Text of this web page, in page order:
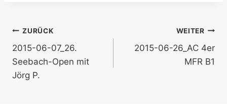
Beitragsnavigation
ZURÜCK
2015-06-07_26.
Seebach-Open mit
Jörg P.
WEITER
2015-06-26_AC 4er
MFR B1